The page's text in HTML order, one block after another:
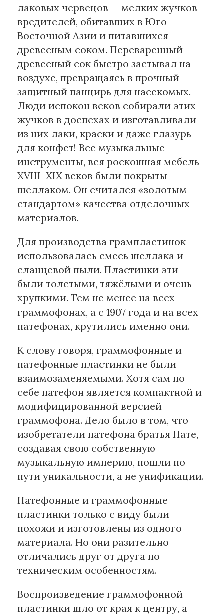
лаковых червецов — мелких жучков-
вредителей, обитавших в Юго-
Восточной Азии и питавшихся
древесным соком. Переваренный
древесный сок быстро застывал на
воздухе, превращаясь в прочный
защитный панцирь для насекомых.
Люди испокон веков собирали этих
жучков в доспехах и изготавливали
из них лаки, краски и даже глазурь
для конфет! Все музыкальные
инструменты, вся роскошная мебель
XVIII–XIX веков были покрыты
шеллаком. Он считался «золотым
стандартом» качества отделочных
материалов.
Для производства грампластинок
использовалась смесь шеллака и
сланцевой пыли. Пластинки эти
были толстыми, тяжёлыми и очень
хрупкими. Тем не менее на всех
граммофонах, а с 1907 года и на всех
патефонах, крутились именно они.
К слову говоря, граммофонные и
патефонные пластинки не были
взаимозаменяемыми. Хотя сам по
себе патефон является компактной и
модифицированной версией
граммофона. Дело было в том, что
изобретатели патефона братья Пате,
создавая свою собственную
музыкальную империю, пошли по
пути уникальности, а не унификации.
Патефонные и граммофонные
пластинки только с виду были
похожи и изготовлены из одного
материала. Но они разительно
отличались друг от друга по
техническим особенностям.
Воспроизведение граммофонной
пластинки шло от края к центру, а